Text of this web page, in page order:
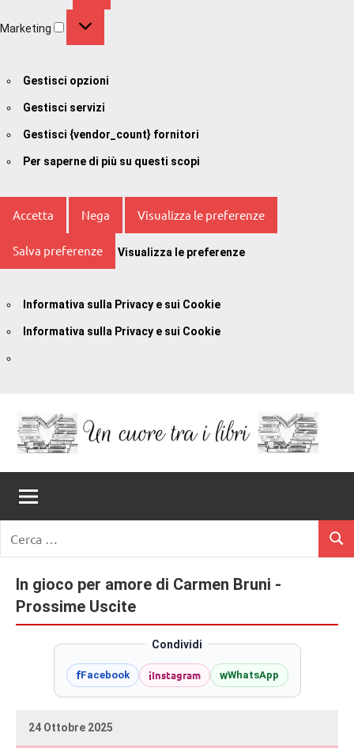
Marketing
Gestisci opzioni
Gestisci servizi
Gestisci {vendor_count} fornitori
Per saperne di più su questi scopi
Accetta Nega Visualizza le preferenze
Salva preferenze Visualizza le preferenze
Informativa sulla Privacy e sui Cookie
Informativa sulla Privacy e sui Cookie
contenuto
Un
Cuore
Tra
I
Libri
romanzi
romance
e
non
solo.
Recensioni,
delle
per:
In gioco per amore di Carmen Bruni -
Prossime Uscite
Condividi
fFacebook iInstagram wWhatsApp
24 Ottobre 2025